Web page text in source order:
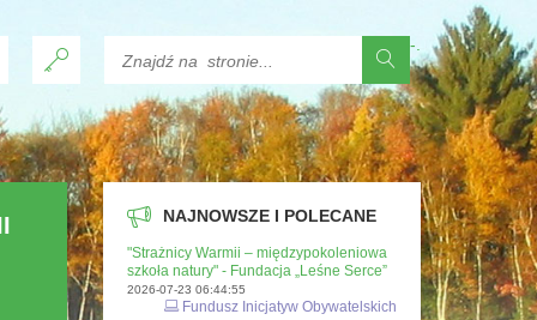
-
NAJNOWSZE I POLECANE
"Strażnicy Warmii – międzypokoleniowa
szkoła natury" - Fundacja „Leśne Serce”
2026-07-23 06:44:55
Fundusz Inicjatyw Obywatelskich